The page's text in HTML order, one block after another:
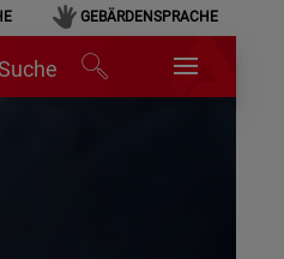
GEBÄRDENSPRACHE